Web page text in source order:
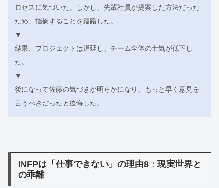
ロセスに気づいた。しかし、先輩社員が提案した方法だった
ため、指摘することを躊躇した。
▼
結果、プロジェクトは遅延し、チーム全体の士気が低下し
た。
▼
後になって佐藤の気づきが明らかになり、もっと早く意見を
言うべきだったと後悔した。
INFPは「仕事できない」の理由8：現実世界と
の乖離